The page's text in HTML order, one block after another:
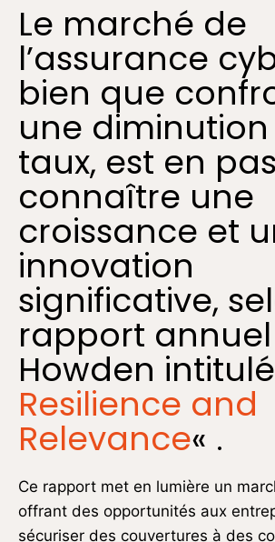
Le marché de
l’assurance
bien que
une
taux, est en
connaître une
croissance et
innovation
significative,
rapport
Howden
Resilience and
Relevance« .
Ce rapport met en lumière un
offrant des opportunités aux
sécuriser des couvertures à des